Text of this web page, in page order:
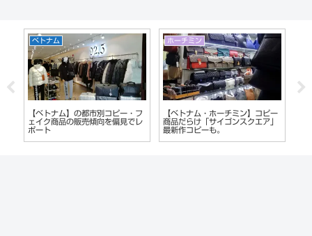
ホーチミン
ベトナム【ホーチミン夜遊び】レ
タントン通りへ。超おすすめカラ
オケ&ガールズバーで泥酔。
ホーチミン
【ホーチミン夜遊び】レタントン
日本人街のガールズバーが面白
い。